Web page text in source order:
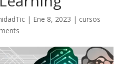
| Ene 8, 2023 | cursos